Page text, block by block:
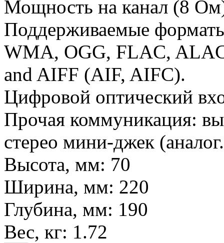
Мощность на канал (8
Поддерживаемые
WMA, OGG, FLAC,
and AIFF (AIF, AIFC).
Цифровой оптический
Прочая коммуникация:
стерео мини-джек
Высота, мм: 70
Ширина, мм: 220
Глубина, мм: 190
Вес, кг: 1.72